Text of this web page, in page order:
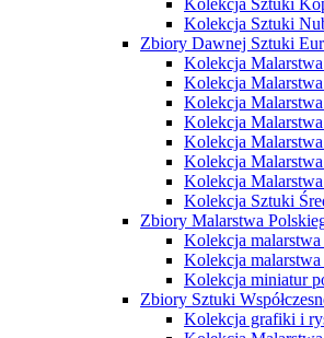
Kolekcja Sztuki
Kolekcja Sztuki
Zbiory Dawnej Sztuki
Kolekcja
Kolekcja
Kolekcja
Kolekcja
Kolekcja
Kolekcja
Kolekcja
Kolekcja Sztuki
Zbiory Malarstwa
Kolekcja
Kolekcja
Kolekcja miniatur
Zbiory Sztuki
Kolekcja grafiki i